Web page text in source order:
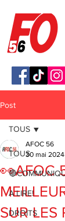
Post
TOUS
A LIRE!
DROITS
TOUS
👀AFOC
SUR LES
AFOC 56
30 mai 2024